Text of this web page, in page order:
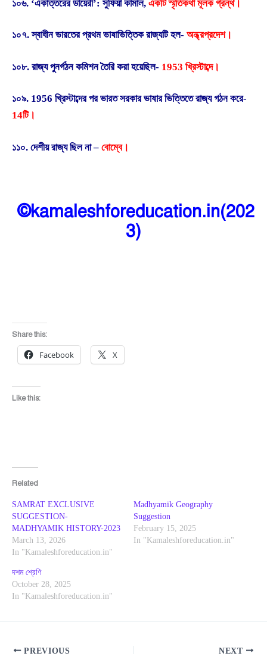
১০৬. ‘একাত্তরের ডায়েরী’: সুফিয়া কামাল, একটি স্মৃতিকথা মূলক গ্রন্থ।
১০৭. স্বাধীন ভারতের প্রথম ভাষাভিত্তিক রাজ্যটি হল- অন্ধ্রপ্রদেশ।
১০৮. রাজ্য পুনর্গঠন কমিশন তৈরি করা হয়েছিল- 1953 খ্রিস্টাব্দে।
১০৯. 1956 খ্রিস্টাব্দের পর ভারত সরকার ভাষার ভিত্তিতে রাজ্য গঠন করে-
14টি।
১১০. দেশীয় রাজ্য ছিল না – বোম্বে।
©kamaleshforeducation.in(202
3)
Share this:
Facebook X
Like this:
Related
SAMRAT EXCLUSIVE
SUGGESTION-
MADHYAMIK HISTORY-2023
March 13, 2026
In "Kamaleshforeducation.in"
Madhyamik Geography
Suggestion
February 15, 2025
In "Kamaleshforeducation.in"
দশম শ্রেণি
October 28, 2025
In "Kamaleshforeducation.in"
PREVIOUS NEXT